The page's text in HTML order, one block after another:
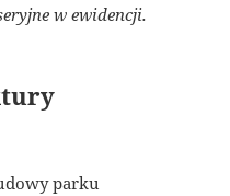
w ewidencji.
parku